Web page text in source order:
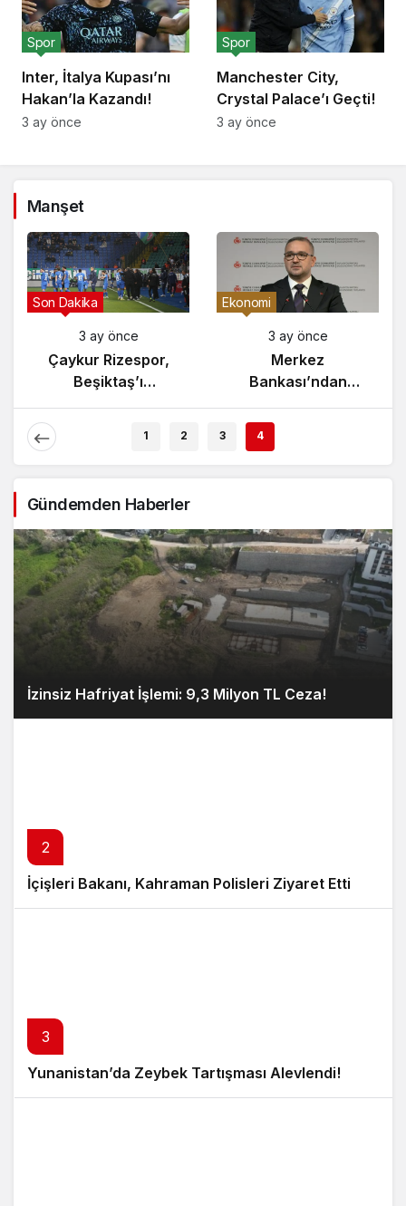
Inter, İtalya Kupası’nı
Hakan’la Kazandı!
Spor
3 ay önce
Manchester City,
Crystal Palace’ı Geçti!
Spor
3 ay önce
Manşet
Son Dakika
3 ay önce
Çaykur Rizespor,
Beşiktaş’ı
Ağırlıyor!
Ekonomi
3 ay önce
Merkez
Bankası’ndan
Enflasyon Raporu
Açıklaması
1 2 3 4
Gündemden Haberler
İzinsiz Hafriyat İşlemi: 9,3 Milyon TL Ceza!
2
İçişleri Bakanı, Kahraman Polisleri Ziyaret Etti
3
Yunanistan’da Zeybek Tartışması Alevlendi!